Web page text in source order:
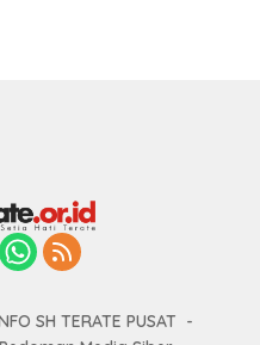
SH TERATE PUSAT